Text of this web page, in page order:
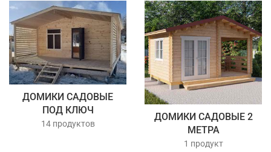
ДОМИКИ САДОВЫЕ
ПОД КЛЮЧ
14 продуктов
ДОМИКИ САДОВЫЕ 2
МЕТРА
1 продукт